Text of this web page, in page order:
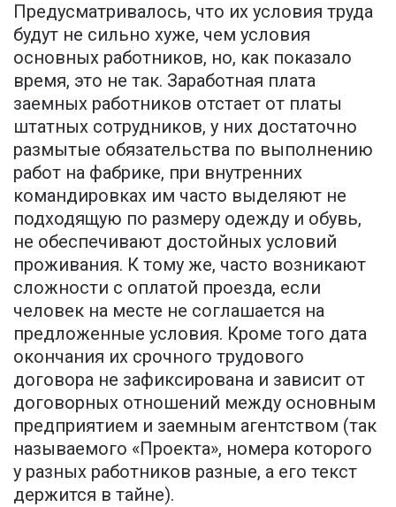
Предусматривалось, что их условия труда
будут не сильно хуже, чем условия
основных работников, но, как показало
время, это не так. Заработная плата
заемных работников отстает от платы
штатных сотрудников, у них достаточно
размытые обязательства по выполнению
работ на фабрике, при внутренних
командировках им часто выделяют не
подходящую по размеру одежду и обувь,
не обеспечивают достойных условий
проживания. К тому же, часто возникают
сложности с оплатой проезда, если
человек на месте не соглашается на
предложенные условия. Кроме того дата
окончания их срочного трудового
договора не зафиксирована и зависит от
договорных отношений между основным
предприятием и заемным агентством (так
называемого «Проекта», номера которого
у разных работников разные, а его текст
держится в тайне).